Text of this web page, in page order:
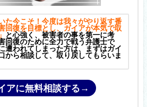
た今こそ！今度は我々がやり返す番
回復を目標とし、ガイアが本気で取
と心強く、被害者の事を第一に考
回復のために全力で戦う弁護士で
遭われてしまった方は、まずはガイ
から相談して、取り戻してもらいま
アに無料相談する→